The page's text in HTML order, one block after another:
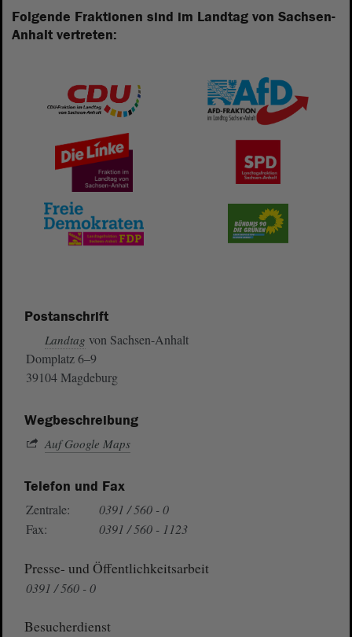
Folgende Fraktionen sind im Landtag von Sachsen-
Anhalt vertreten:
Postanschrift
Landtag von Sachsen-Anhalt
Domplatz 6–9
39104 Magdeburg
Wegbeschreibung
Auf Google Maps
Telefon und Fax
Zentrale:
0391 / 560 - 0
Fax:
0391 / 560 - 1123
Presse- und Öffentlichkeitsarbeit
0391 / 560 - 0
Besucherdienst